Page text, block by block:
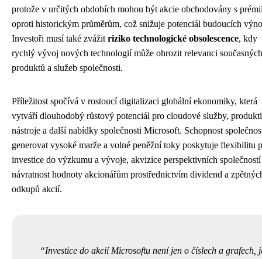
protože v určitých obdobích mohou být akcie obchodovány s
oproti historickým průměrům, což snižuje potenciál budoucích
Investoři musí také zvážit riziko technologické obsolescence, kdy
rychlý vývoj nových technologií může ohrozit relevanci současných
produktů a služeb společnosti.
Příležitost spočívá v rostoucí digitalizaci globální ekonomiky, která
vytváří dlouhodobý růstový potenciál pro cloudové služby,
nástroje a další nabídky společnosti Microsoft. Schopnost
generovat vysoké marže a volné peněžní toky poskytuje flexibilitu
investice do výzkumu a vývoje, akvizice perspektivních společností
návratnost hodnoty akcionářům prostřednictvím dividend a
odkupů akcií.
Investice do akcií Microsoftu není jen o číslech a grafech,